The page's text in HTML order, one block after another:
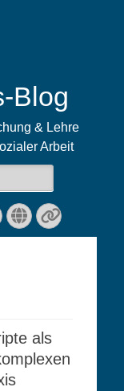
Blog
& Lehre
Arbeit
Website
als